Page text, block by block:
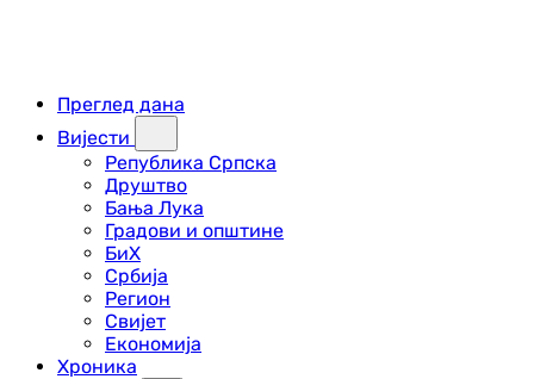
Преглед дана
Вијести
Република Српска
Друштво
Бања Лука
Градови и општине
БиХ
Србија
Регион
Свијет
Економија
Хроника